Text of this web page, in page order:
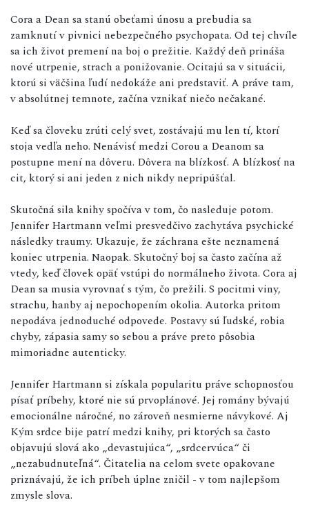
Cora a Dean sa stanú obeťami únosu a prebudia sa
zamknutí v pivnici nebezpečného psychopata. Od tej chvíle
sa ich život premení na boj o prežitie. Každý deň prináša
nové utrpenie, strach a ponižovanie. Ocitajú sa v situácii,
ktorú si väčšina ľudí nedokáže ani predstaviť. A práve tam,
v absolútnej temnote, začína vznikať niečo nečakané.
Keď sa človeku zrúti celý svet, zostávajú mu len tí, ktorí
stoja vedľa neho. Nenávisť medzi Corou a Deanom sa
postupne mení na dôveru. Dôvera na blízkosť. A blízkosť na
cit, ktorý si ani jeden z nich nikdy nepripúšťal.
Skutočná sila knihy spočíva v tom, čo nasleduje potom.
Jennifer Hartmann veľmi presvedčivo zachytáva psychické
následky traumy. Ukazuje, že záchrana ešte neznamená
koniec utrpenia. Naopak. Skutočný boj sa často začína až
vtedy, keď človek opäť vstúpi do normálneho života. Cora aj
Dean sa musia vyrovnať s tým, čo prežili. S pocitmi viny,
strachu, hanby aj nepochopením okolia. Autorka pritom
nepodáva jednoduché odpovede. Postavy sú ľudské, robia
chyby, zápasia samy so sebou a práve preto pôsobia
mimoriadne autenticky.
Jennifer Hartmann si získala popularitu práve schopnosťou
písať príbehy, ktoré nie sú prvoplánové. Jej romány bývajú
emocionálne náročné, no zároveň nesmierne návykové. Aj
Kým srdce bije patrí medzi knihy, pri ktorých sa často
objavujú slová ako „devastujúca“, „srdcervúca“ či
„nezabudnuteľná“. Čitatelia na celom svete opakovane
priznávajú, že ich príbeh úplne zničil - v tom najlepšom
zmysle slova.